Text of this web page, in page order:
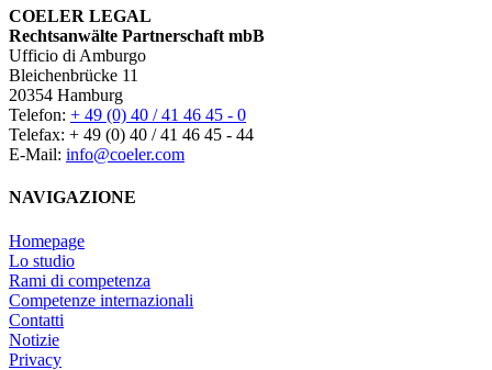
COELER LEGAL
Rechtsanwälte Partnerschaft mbB
Ufficio di Amburgo
Bleichenbrücke 11
20354 Hamburg
Telefon: + 49 (0) 40 / 41 46 45 - 0
Telefax: + 49 (0) 40 / 41 46 45 - 44
E-Mail: info@coeler.com
NAVIGAZIONE
Homepage
Lo studio
Rami di competenza
Competenze internazionali
Contatti
Notizie
Privacy